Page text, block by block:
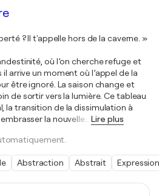
? Il t'appelle hors de la caverne. »
où l’on cherche refuge et
il arrive un moment où l’appel de la
être ignoré. La saison change et
de sortir vers la lumière. Ce tableau
la transition de la dissimulation à
la nouvelle
Lire plus
Abstraction Abstrait